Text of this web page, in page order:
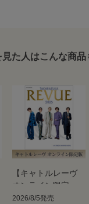
見た人はこんな商
【キャトルレーヴ
オンライン限定
版】TAKARAZUKA
2026/8/5発売